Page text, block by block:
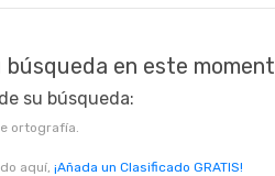
en este
su búsqueda:
ortografía.
aquí, ¡Añada un Clasificado GRATIS!